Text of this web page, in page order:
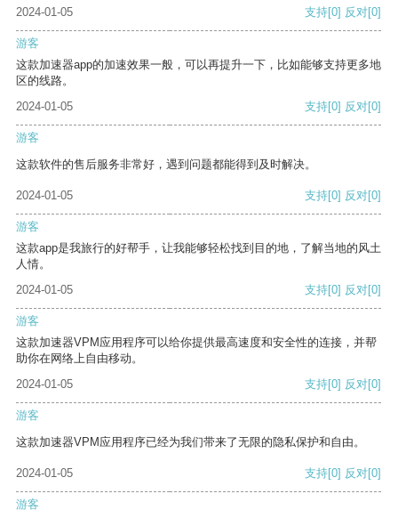
2024-01-05 支持[0] 反对[0]
游客
这款加速器app的加速效果一般，可以再提升一下，比如能够支持更多地
区的线路。
2024-01-05
支持[0] 反对[0]
游客
这款软件的售后服务非常好，遇到问题都能得到及时解决。
2024-01-05 支持[0] 反对[0]
游客
这款app是我旅行的好帮手，让我能够轻松找到目的地，了解当地的风土
人情。
2024-01-05
支持[0] 反对[0]
游客
这款加速器VPM应用程序可以给你提供最高速度和安全性的连接，并帮
助你在网络上自由移动。
2024-01-05
支持[0] 反对[0]
游客
这款加速器VPM应用程序已经为我们带来了无限的隐私保护和自由。
2024-01-05 支持[0] 反对[0]
游客